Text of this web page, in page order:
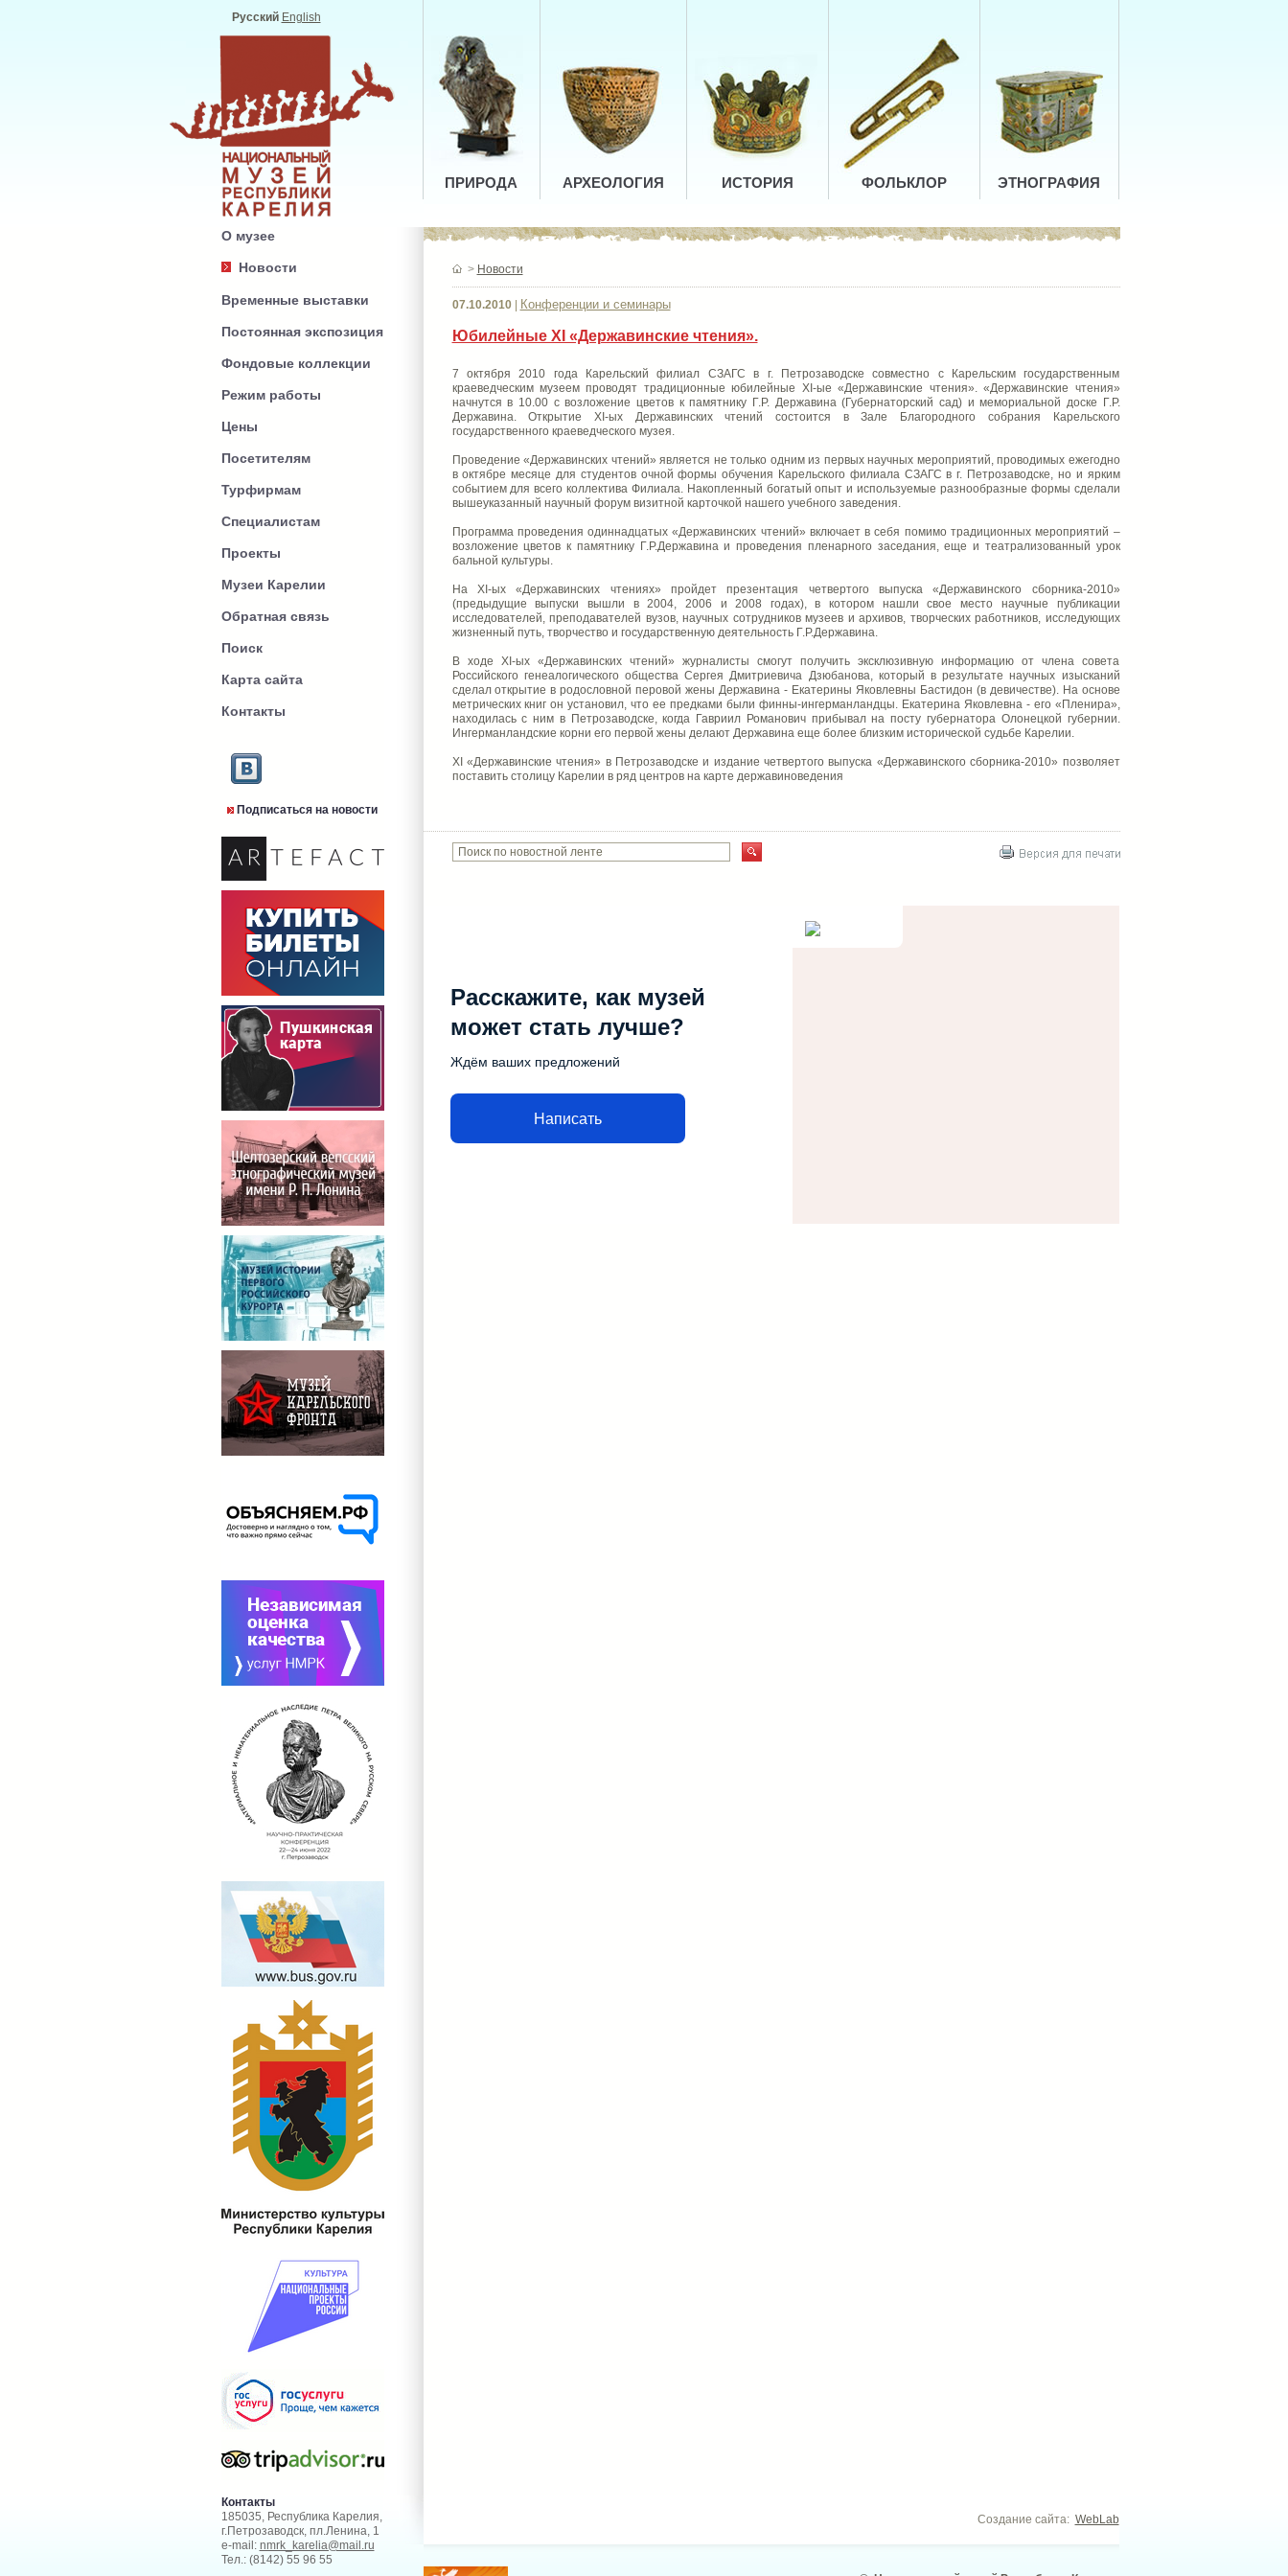
Русский English
ПРИРОДА АРХЕОЛОГИЯ ИСТОРИЯ ФОЛЬКЛОР ЭТНОГРАФИЯ
О музее
Новости
Временные выставки
Постоянная экспозиция
Фондовые коллекции
Режим работы
Цены
Посетителям
Турфирмам
Специалистам
Проекты
Музеи Карелии
Обратная связь
Поиск
Карта сайта
Контакты
Подписаться на новости
> Новости
07.10.2010| Конференции и семинары
Юбилейные XI «Державинские чтения».
7 октября 2010 года Карельский филиал СЗАГС в г. Петрозаводске совместно с Карельским государственным
краеведческим музеем проводят традиционные юбилейные XI-ые «Державинские чтения». «Державинские чтения»
начнутся в 10.00 с возложение цветов к памятнику Г.Р. Державина (Губернаторский сад) и мемориальной доске Г.Р.
Державина. Открытие XI-ых Державинских чтений состоится в Зале Благородного собрания Карельского
государственного краеведческого музея.
Проведение «Державинских чтений» является не только одним из первых научных мероприятий, проводимых ежегодно
в октябре месяце для студентов очной формы обучения Карельского филиала СЗАГС в г. Петрозаводске, но и ярким
событием для всего коллектива Филиала. Накопленный богатый опыт и используемые разнообразные формы сделали
вышеуказанный научный форум визитной карточкой нашего учебного заведения.
Программа проведения одиннадцатых «Державинских чтений» включает в себя помимо традиционных мероприятий –
возложение цветов к памятнику Г.Р.Державина и проведения пленарного заседания, еще и театрализованный урок
бальной культуры.
На XI-ых «Державинских чтениях» пройдет презентация четвертого выпуска «Державинского сборника-2010»
(предыдущие выпуски вышли в 2004, 2006 и 2008 годах), в котором нашли свое место научные публикации
исследователей, преподавателей вузов, научных сотрудников музеев и архивов, творческих работников, исследующих
жизненный путь, творчество и государственную деятельность Г.Р.Державина.
В ходе XI-ых «Державинских чтений» журналисты смогут получить эксклюзивную информацию от члена совета
Российского генеалогического общества Сергея Дмитриевича Дзюбанова, который в результате научных изысканий
сделал открытие в родословной перовой жены Державина - Екатерины Яковлевны Бастидон (в девичестве). На основе
метрических книг он установил, что ее предками были финны-ингерманландцы. Екатерина Яковлевна - его «Пленира»,
находилась с ним в Петрозаводске, когда Гавриил Романович прибывал на посту губернатора Олонецкой губернии.
Ингерманландские корни его первой жены делают Державина еще более близким исторической судьбе Карелии.
XI «Державинские чтения» в Петрозаводске и издание четвертого выпуска «Державинского сборника-2010» позволяет
поставить столицу Карелии в ряд центров на карте державиноведения
Расскажите, как музей
может стать лучше?
Ждём ваших предложений
Написать
Контакты
185035, Республика Карелия,
г.Петрозаводск, пл.Ленина, 1
e-mail: nmrk_karelia@mail.ru
Тел.: (8142) 55 96 55
Создание сайта: WebLab